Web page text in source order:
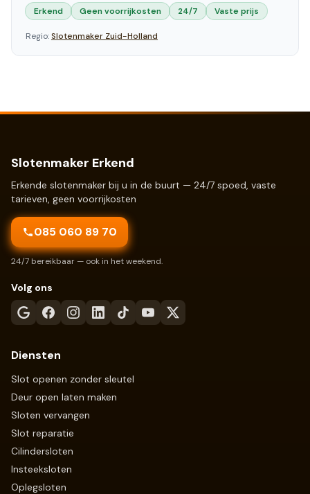
Erkend Geen voorrijkosten 24/7 Vaste prijs
Regio:Slotenmaker Zuid-Holland
Slotenmaker Erkend
Erkende slotenmaker bij u in de buurt — 24/7 spoed, vaste
tarieven, geen voorrijkosten
085 060 89 70
24/7 bereikbaar — ook in het weekend.
Volg ons
Diensten
Slot openen zonder sleutel
Deur open laten maken
Sloten vervangen
Slot reparatie
Cilindersloten
Insteeksloten
Oplegsloten